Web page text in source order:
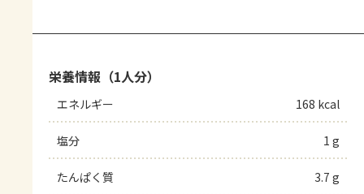
栄養情報（1人分）
エネルギー 168 kcal
塩分 1 g
たんぱく質 3.7 g